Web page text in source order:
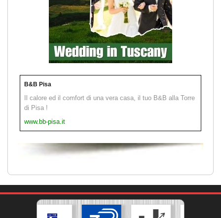
B&B Pisa
Il calore ed il comfort di una vera casa, il tuo B&B alla Torre
di Pisa !
www.bb-pisa.it